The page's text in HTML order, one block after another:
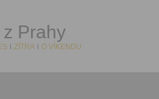
Prahy
i ZÍTRA i O VÍKENDU